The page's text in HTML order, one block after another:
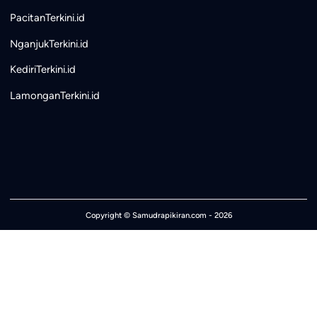
PacitanTerkini.id
NganjukTerkini.id
KediriTerkini.id
LamonganTerkini.id
Copyright © Samudrapikiran.com - 2026